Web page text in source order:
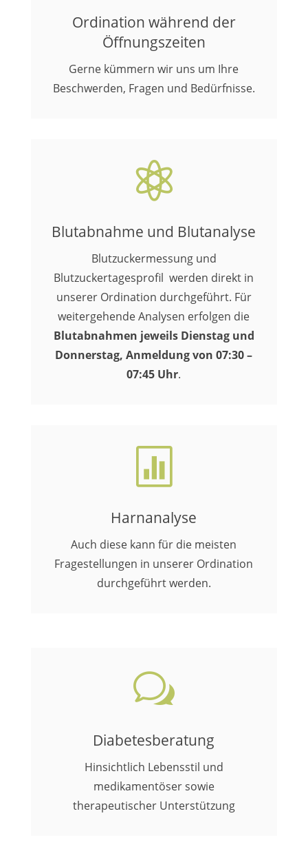
Ordination während der
Öffnungszeiten
Gerne kümmern wir uns um Ihre
Beschwerden, Fragen und Bedürfnisse.

Blutabnahme und Blutanalyse
Blutzuckermessung und
Blutzuckertagesprofil werden direkt in
unserer Ordination durchgeführt. Für
weitergehende Analysen erfolgen die
Blutabnahmen jeweils Dienstag und
Donnerstag, Anmeldung von 07:30 –
07:45 Uhr.

Harnanalyse
Auch diese kann für die meisten
Fragestellungen in unserer Ordination
durchgeführt werden.
w
Diabetesberatung
Hinsichtlich Lebensstil und
medikamentöser sowie
therapeutischer Unterstützung